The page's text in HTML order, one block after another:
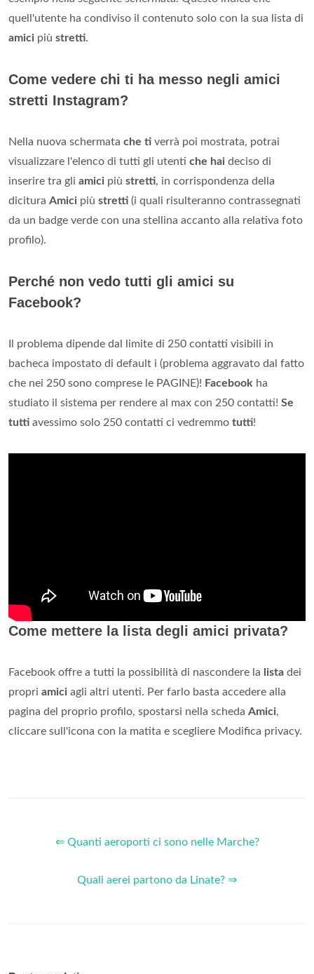
quell'utente ha condiviso il contenuto solo con la sua lista di
amici più stretti.
Come vedere chi ti ha messo negli amici
stretti Instagram?
Nella nuova schermata che ti verrà poi mostrata, potrai
visualizzare l'elenco di tutti gli utenti che hai deciso di
inserire tra gli amici più stretti, in corrispondenza della
dicitura Amici più stretti (i quali risulteranno contrassegnati
da un badge verde con una stellina accanto alla relativa foto
profilo).
Perché non vedo tutti gli amici su
Facebook?
Il problema dipende dal limite di 250 contatti visibili in
bacheca impostato di default i (problema aggravato dal fatto
che nei 250 sono comprese le PAGINE)! Facebook ha
studiato il sistema per rendere al max con 250 contatti! Se
tutti avessimo solo 250 contatti ci vedremmo tutti!
Come mettere la lista degli amici privata?
Facebook offre a tutti la possibilità di nascondere la lista dei
propri amici agli altri utenti. Per farlo basta accedere alla
pagina del proprio profilo, spostarsi nella scheda Amici,
cliccare sull'icona con la matita e scegliere Modifica privacy.
⇐ Quanti aeroporti ci sono nelle Marche?
Quali aerei partono da Linate? ⇒